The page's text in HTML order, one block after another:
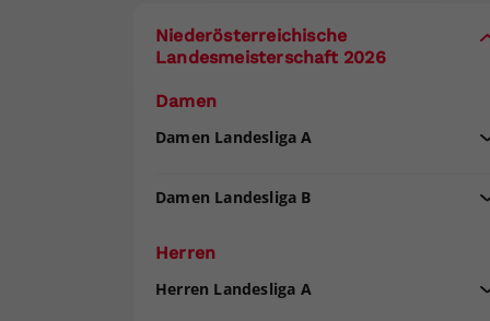
Niederösterreichische
Landesmeisterschaft 2026
Damen
Damen Landesliga A
Damen Landesliga B
Herren
Herren Landesliga A